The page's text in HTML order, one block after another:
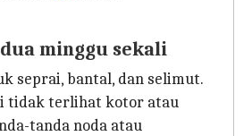
minggu sekali
seprai, bantal, dan selimut.
tidak terlihat kotor atau
tanda noda atau